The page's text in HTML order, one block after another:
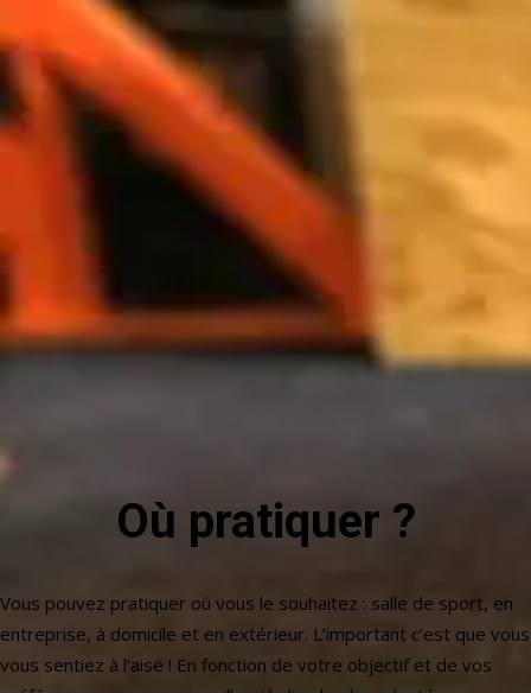
Où pratiquer ?
Vous pouvez pratiquer où vous le souhaitez : salle de sport, en
entreprise, à domicile et en extérieur. L’important c’est que vous
vous sentiez à l’aise ! En fonction de votre objectif et de vos